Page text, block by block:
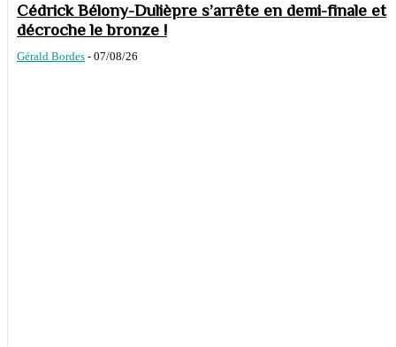
Cédrick Bélony-Dulièpre s’arrête en demi-finale et
décroche le bronze !
Gérald Bordes - 07/08/26